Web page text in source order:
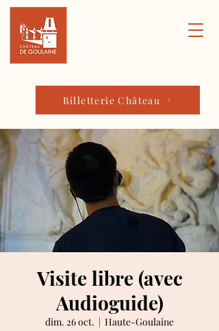
Billetterie Château
Visite libre (avec
Audioguide)
dim. 26 oct.
  |
Haute-Goulaine